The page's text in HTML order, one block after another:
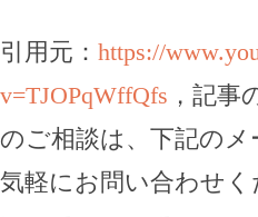
引用元： https://
v=TJOPqWffQfs ，記事
のご相談は、下記の
気軽にお問い合わせく